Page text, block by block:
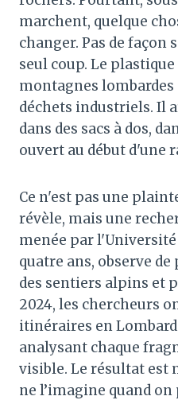
marchent, quelque
changer. Pas de façon
seul coup. Le
montagnes
déchets industriels. Il
dans des sacs à dos,
ouvert au début d'une
Ce n'est pas une
révèle, mais une
menée par
quatre ans, observe
des sentiers alpins et
2024, les chercheurs
itinéraires en
analysant chaque
visible. Le résultat est
ne l’imagine quand